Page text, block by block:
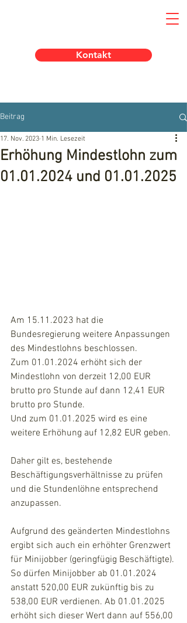
Kontakt
Beitrag
Erhöhung Mindestlohn zum
01.01.2024 und 01.01.2025
17. Nov. 2023 1 Min. Lesezeit
Am 15.11.2023 hat die
Bundesregierung weitere Anpassungen
des Mindestlohns beschlossen.
Zum 01.01.2024 erhöht sich der
Mindestlohn von derzeit 12,00 EUR
brutto pro Stunde auf dann 12,41 EUR
brutto pro Stunde.
Und zum 01.01.2025 wird es eine
weitere Erhöhung auf 12,82 EUR geben.
Daher gilt es, bestehende
Beschäftigungsverhältnisse zu prüfen
und die Stundenlöhne entsprechend
anzupassen.
Aufgrund des geänderten Mindestlohns
ergibt sich auch ein erhöhter Grenzwert
für Minijobber (geringfügig Beschäftigte).
So dürfen Minijobber ab 01.01.2024
anstatt 520,00 EUR zukünftig bis zu
538,00 EUR verdienen. Ab 01.01.2025
erhöht sich dieser Wert dann auf 556,00